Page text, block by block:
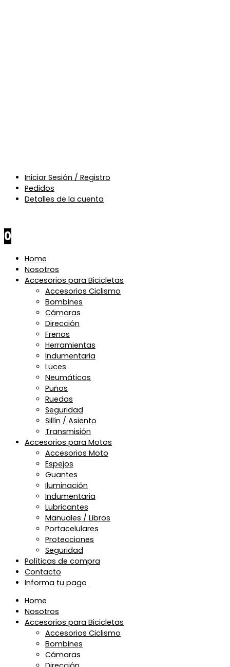
Iniciar Sesión / Registro
Pedidos
Detalles de la cuenta
0
Home
Nosotros
Accesorios para Bicicletas
Accesorios Ciclismo
Bombines
Cámaras
Dirección
Frenos
Herramientas
Indumentaria
Luces
Neumáticos
Puños
Ruedas
Seguridad
Sillín / Asiento
Transmisión
Accesorios para Motos
Accesorios Moto
Espejos
Guantes
Iluminación
Indumentaria
Lubricantes
Manuales / Libros
Portacelulares
Protecciones
Seguridad
Políticas de compra
Contacto
Informa tu pago
Home
Nosotros
Accesorios para Bicicletas
Accesorios Ciclismo
Bombines
Cámaras